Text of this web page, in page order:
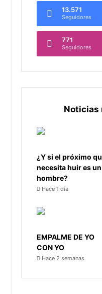
13.571
Seguidores
771
Seguidores
Noticias
¿Y si el próximo
necesita huir es un
hombre?
Hace 1 día
EMPALME DE YO
CON YO
Hace 2 semanas